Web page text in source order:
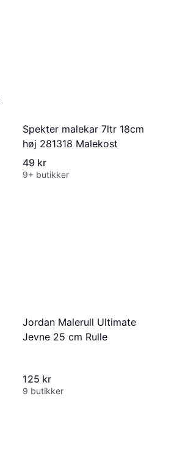
Spekter malekar 7ltr 18cm
høj 281318 Malekost
49 kr
9+ butikker
Jordan Malerull Ultimate
Jevne 25 cm Rulle
125 kr
9 butikker